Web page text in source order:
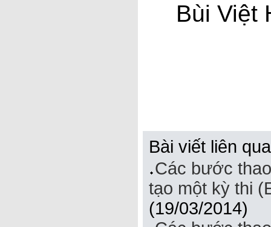
Bùi Việt
Bài viết liên
Các bước
tạo một kỳ thi
(19/03/2014)